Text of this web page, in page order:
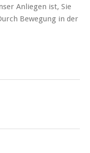
Anliegen ist, Sie
Bewegung in der